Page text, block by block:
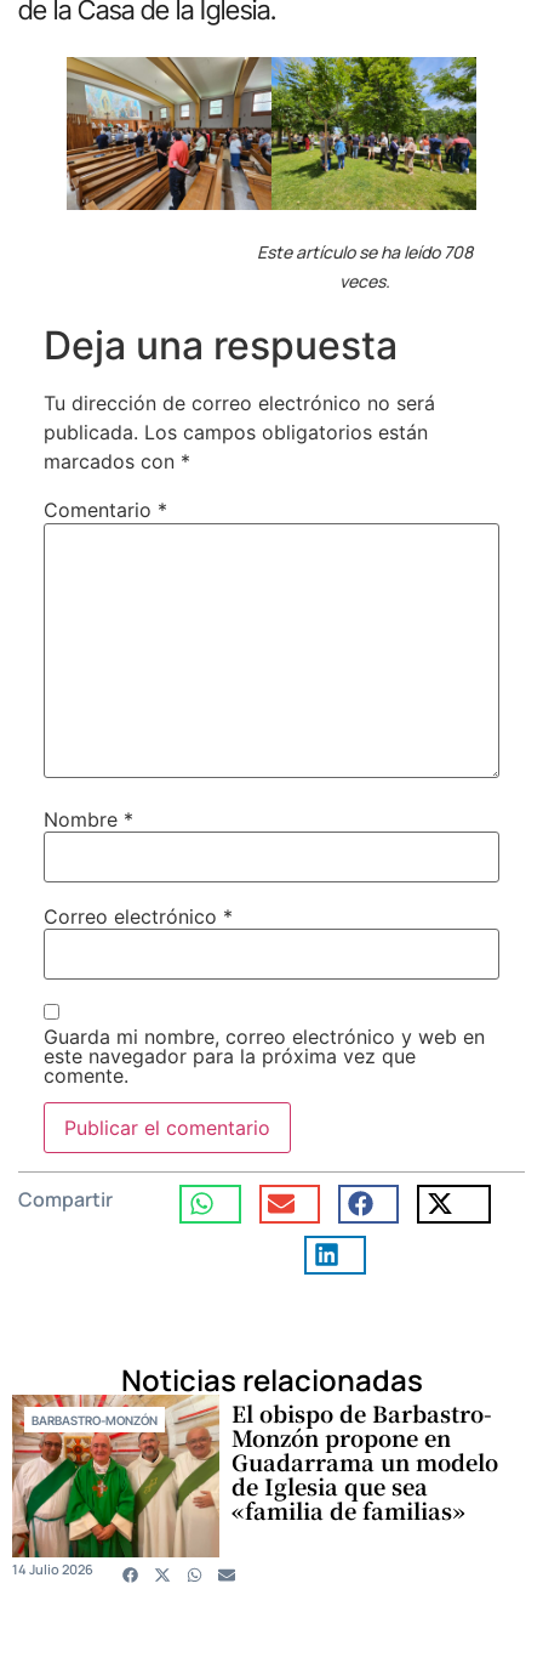
de la Casa de la Iglesia.
Este artículo se ha leído 708
veces.
Deja una respuesta
Tu dirección de correo electrónico no será
publicada. Los campos obligatorios están
marcados con *
Comentario *
Nombre *
Correo electrónico *
Guarda mi nombre, correo electrónico y web en
este navegador para la próxima vez que
comente.
Compartir
Noticias relacionadas
BARBASTRO-MONZÓN El obispo de Barbastro-
Monzón propone en
Guadarrama un modelo
de Iglesia que sea
«familia de familias»
14 Julio 2026